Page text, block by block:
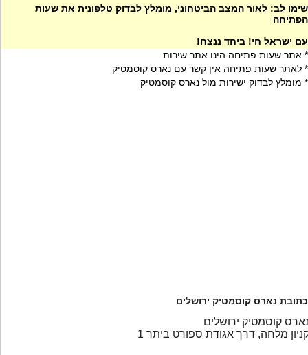
שימו לב: לאור המצב הביטחוני, מומלץ לבדוק טלפונית את שעות
הפתיחה
עם ישראל חי! ביחד ננצח!
* אתר שעות פתיחה הינו אתר שירות
* לאתר שעות פתיחה אין קשר עם נארס קוסמטיק
* מומלץ לבדוק ישירות מול נארס קוסמטיק
כתובת נארס קוסמטיק ירושלים
קוסמטיק ירושלים
מלחה, דרך אגודת ספורט ביתר 1